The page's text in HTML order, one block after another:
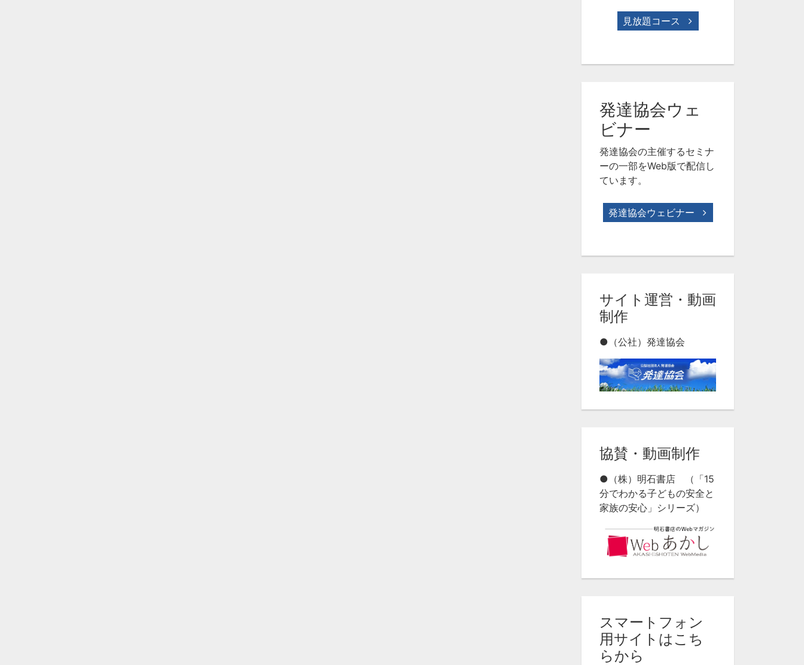
見放題コース
発達協会ウェ
ビナー
発達協会の主催するセミナ
ーの一部をWeb版で配信し
ています。
発達協会ウェビナー
サイト運営・動画
制作
●（公社）発達協会
協賛・動画制作
●（株）明石書店 （「15
分でわかる子どもの安全と
家族の安心」シリーズ）
スマートフォン
用サイトはこち
らから